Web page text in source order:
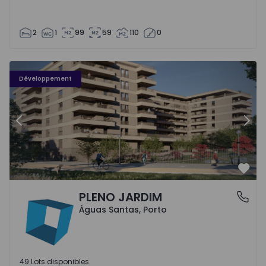
2 1 99 59 110 0
Développement
PLENO JARDIM - 3
Précédent
Águas Santas, PortoPLENO JARDIM
Águas Santas, Porto
49 Lots disponibles